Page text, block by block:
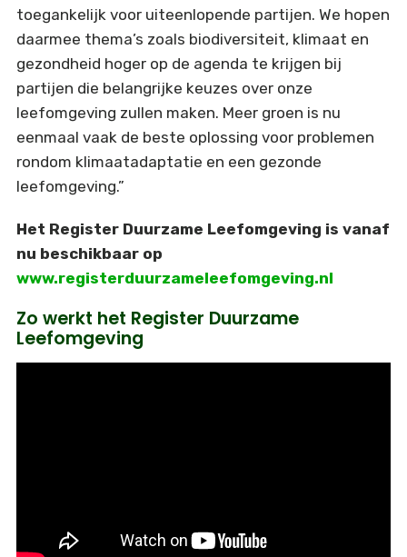
toegankelijk voor uiteenlopende partijen. We hopen
daarmee thema’s zoals biodiversiteit, klimaat en
gezondheid hoger op de agenda te krijgen bij
partijen die belangrijke keuzes over onze
leefomgeving zullen maken. Meer groen is nu
eenmaal vaak de beste oplossing voor problemen
rondom klimaatadaptatie en een gezonde
leefomgeving.”
Het Register Duurzame Leefomgeving is vanaf
nu beschikbaar op
www.registerduurzameleefomgeving.nl
Zo werkt het Register Duurzame
Leefomgeving